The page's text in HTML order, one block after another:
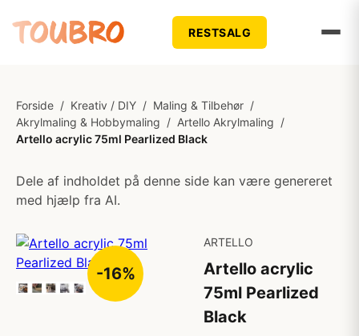
RESTSALG
Forside / Kreativ / DIY / Maling & Tilbehør /
Akrylmaling & Hobbymaling / Artello Akrylmaling /
Artello acrylic 75ml Pearlized Black
Dele af indholdet på denne side kan være genereret
med hjælp fra AI.
-16%
ARTELLO
Artello acrylic
75ml Pearlized
Black